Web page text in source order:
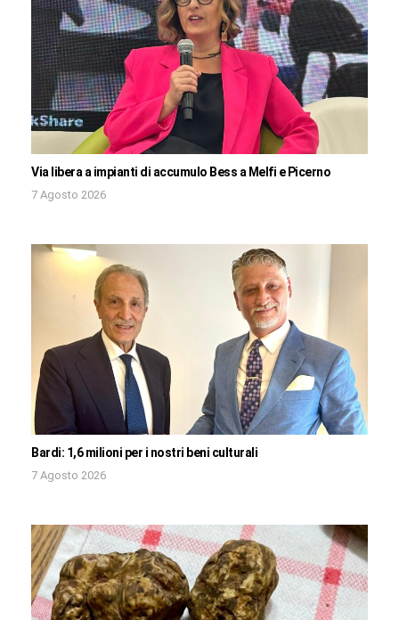
Via libera a impianti di accumulo Bess a Melfi e Picerno
7 Agosto 2026
Bardi: 1,6 milioni per i nostri beni culturali
7 Agosto 2026